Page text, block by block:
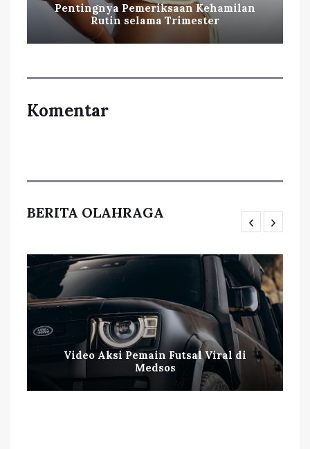
Pentingnya Pemeriksaan Kehamilan
Rutin selama Trimester
Komentar
BERITA OLAHRAGA
Video Aksi Pemain Futsal Viral di
Medsos